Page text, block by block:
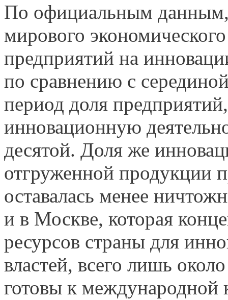
По официальным данным,
мирового
предприятий на
по сравнению с
период доля
инновационную
десятой. Доля же
отгруженной продукции
оставалась менее
и в Москве, которая
ресурсов страны для
властей, всего лишь
готовы к международной